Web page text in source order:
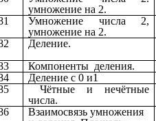
умножение на 2.
Умножение числа 2,
умножение на 2.
Деление.
Компоненты деления.
Деление с 0 и1
Чётные и нечётные
числа.
Взаимосвязь умножения